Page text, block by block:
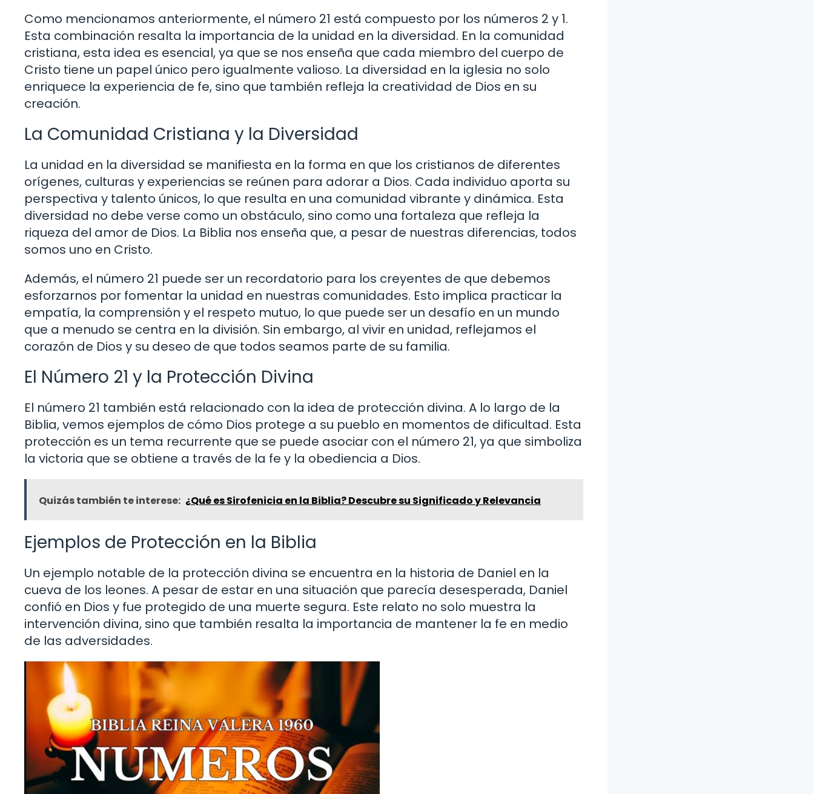
Como mencionamos anteriormente, el número 21 está compuesto por los números 2 y 1.
Esta combinación resalta la importancia de la unidad en la diversidad. En la comunidad
cristiana, esta idea es esencial, ya que se nos enseña que cada miembro del cuerpo de
Cristo tiene un papel único pero igualmente valioso. La diversidad en la iglesia no solo
enriquece la experiencia de fe, sino que también refleja la creatividad de Dios en su
creación.
La Comunidad Cristiana y la Diversidad
La unidad en la diversidad se manifiesta en la forma en que los cristianos de diferentes
orígenes, culturas y experiencias se reúnen para adorar a Dios. Cada individuo aporta su
perspectiva y talento únicos, lo que resulta en una comunidad vibrante y dinámica. Esta
diversidad no debe verse como un obstáculo, sino como una fortaleza que refleja la
riqueza del amor de Dios. La Biblia nos enseña que, a pesar de nuestras diferencias, todos
somos uno en Cristo.
Además, el número 21 puede ser un recordatorio para los creyentes de que debemos
esforzarnos por fomentar la unidad en nuestras comunidades. Esto implica practicar la
empatía, la comprensión y el respeto mutuo, lo que puede ser un desafío en un mundo
que a menudo se centra en la división. Sin embargo, al vivir en unidad, reflejamos el
corazón de Dios y su deseo de que todos seamos parte de su familia.
El Número 21 y la Protección Divina
El número 21 también está relacionado con la idea de protección divina. A lo largo de la
Biblia, vemos ejemplos de cómo Dios protege a su pueblo en momentos de dificultad. Esta
protección es un tema recurrente que se puede asociar con el número 21, ya que simboliza
la victoria que se obtiene a través de la fe y la obediencia a Dios.
Quizás también te interese: ¿Qué es Sirofenicia en la Biblia? Descubre su Significado y Relevancia
Ejemplos de Protección en la Biblia
Un ejemplo notable de la protección divina se encuentra en la historia de Daniel en la
cueva de los leones. A pesar de estar en una situación que parecía desesperada, Daniel
confió en Dios y fue protegido de una muerte segura. Este relato no solo muestra la
intervención divina, sino que también resalta la importancia de mantener la fe en medio
de las adversidades.